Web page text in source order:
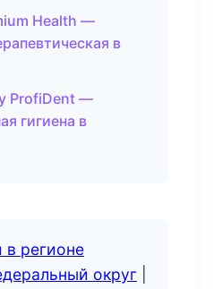
Health —
в
ProfiDent —
гигиена в
в регионе
округ